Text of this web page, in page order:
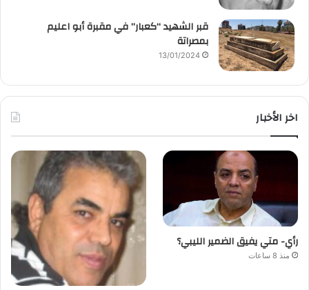
قبر الشهيد “كعبار” في مقبرة أبو اعليم
بمصراتة
13/01/2024
اخر الأخبار
رأي- متي يفيق الضمير الليبي؟
منذ 8 ساعات